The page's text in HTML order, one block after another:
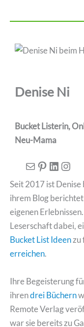
Denise Ni
Bucket Listerin,
Neu-Mama
E-MailPinterest
LinkedIn
Seit 2017 ist
ihrem Blog
eigenen
Leserschaft dabei,
Bucket List Ideenzu
erreichen.
Ihre Begeisterung
ihrendrei Büchern
Remote Verlag
war sie bereits zu